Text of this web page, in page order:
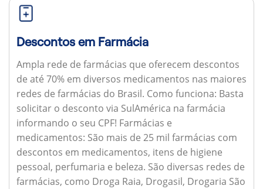
Descontos em Farmácia
Ampla rede de farmácias que oferecem descontos
de até 70% em diversos medicamentos nas maiores
redes de farmácias do Brasil. Como funciona: Basta
solicitar o desconto via SulAmérica na farmácia
informando o seu CPF! Farmácias e
medicamentos: São mais de 25 mil farmácias com
descontos em medicamentos, itens de higiene
pessoal, perfumaria e beleza. São diversas redes de
farmácias, como Droga Raia, Drogasil, Drogaria São